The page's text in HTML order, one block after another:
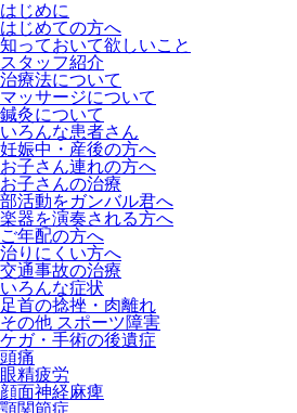
はじめに
はじめての方へ
知っておいて欲しいこと
スタッフ紹介
治療法について
マッサージについて
鍼灸について
いろんな患者さん
妊娠中・産後の方へ
お子さん連れの方へ
お子さんの治療
部活動をガンバル君へ
楽器を演奏される方へ
ご年配の方へ
治りにくい方へ
交通事故の治療
いろんな症状
足首の捻挫・肉離れ
その他 スポーツ障害
ケガ・手術の後遺症
頭痛
眼精疲労
顔面神経麻痺